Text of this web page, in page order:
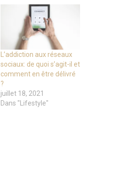
L’addiction aux réseaux
sociaux: de quoi s’agit-il et
comment en être délivré
?
juillet 18, 2021
Dans "Lifestyle"